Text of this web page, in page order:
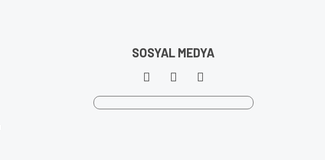
SOSYAL MEDYA